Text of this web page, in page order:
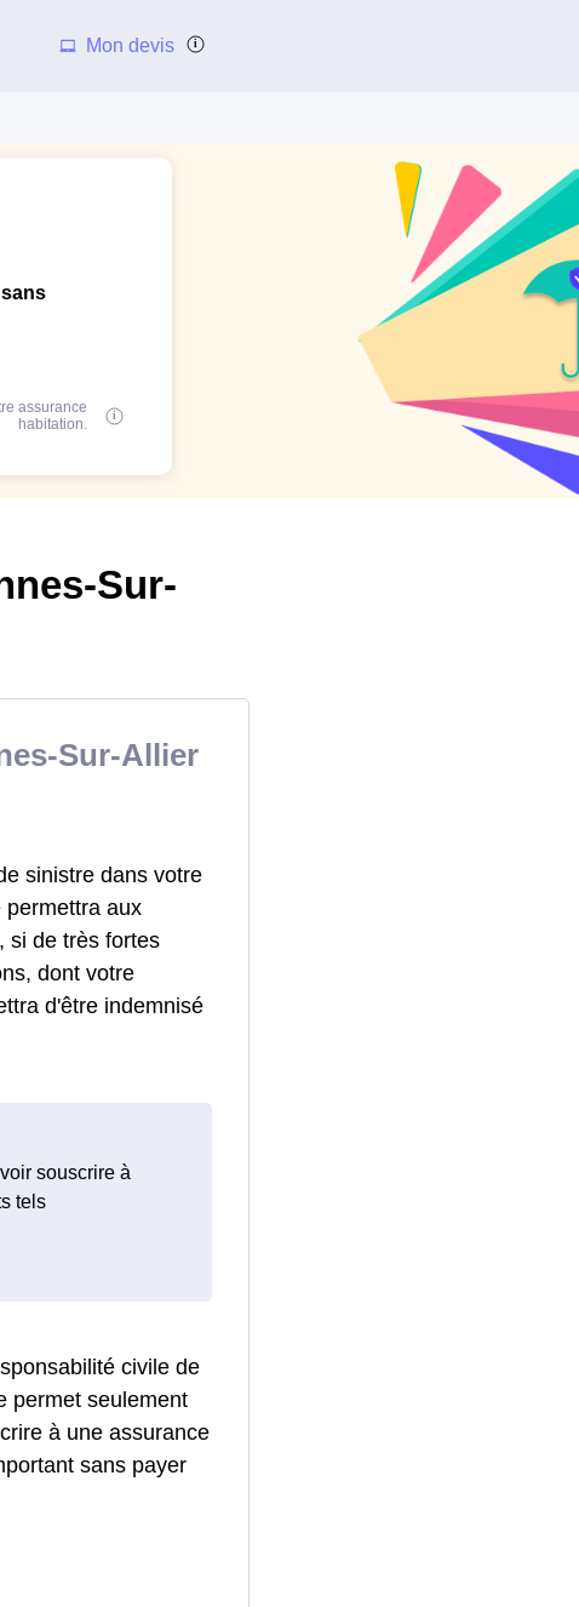
Mon devis
assurance
habitation.
Sur-
Sur-Allier
sinistre dans votre
permettra aux
si de très fortes
dont votre
d'être indemnisé
souscrire à
tels
civile de
permet seulement
à une assurance
sans payer